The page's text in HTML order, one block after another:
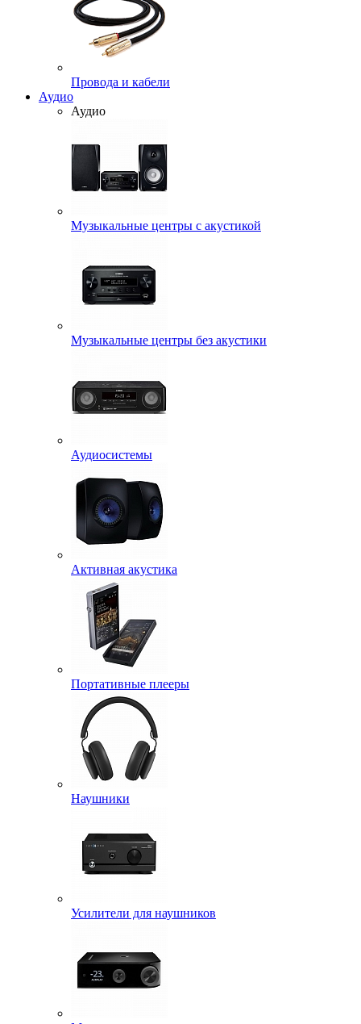
Провода и кабели
Аудио
Аудио
Музыкальные центры с акустикой
Музыкальные центры без акустики
Аудиосистемы
Активная акустика
Портативные плееры
Наушники
Усилители для наушников